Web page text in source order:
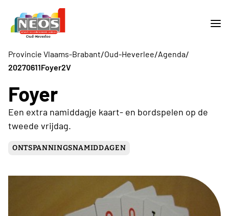
Provincie Vlaams-Brabant/Oud-Heverlee/Agenda/
20270611Foyer2V
Foyer
Een extra namiddagje kaart- en bordspelen op de
tweede vrijdag.
ONTSPANNINGSNAMIDDAGEN